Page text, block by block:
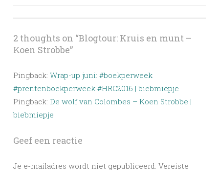
2 thoughts on “Blogtour: Kruis en munt –
Koen Strobbe”
Pingback: Wrap-up juni: #boekperweek
#prentenboekperweek #HRC2016 | biebmiepje
Pingback: De wolf van Colombes – Koen Strobbe |
biebmiepje
Geef een reactie
Je e-mailadres wordt niet gepubliceerd. Vereiste